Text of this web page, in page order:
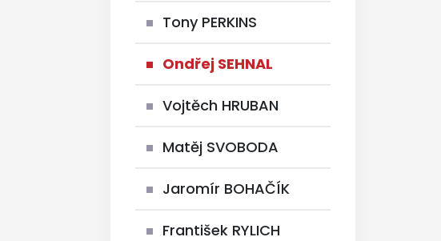
Tony PERKINS
Ondřej SEHNAL
Vojtěch HRUBAN
Matěj SVOBODA
Jaromír BOHAČÍK
František RYLICH